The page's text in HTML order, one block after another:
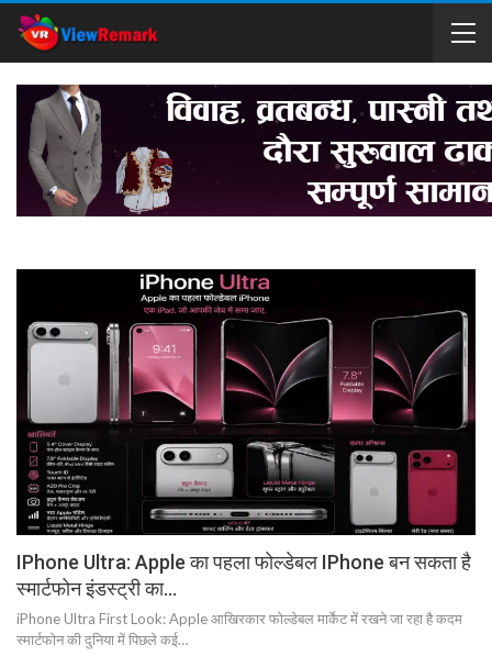
IPhone Ultra: Apple का पहला फोल्डेबल IPhone बन सकता है
स्मार्टफोन इंडस्ट्री का…
iPhone Ultra First Look: Apple आखिरकार फोल्डेबल मार्केट में रखने जा रहा है कदम
स्मार्टफोन की दुनिया में पिछले कई…